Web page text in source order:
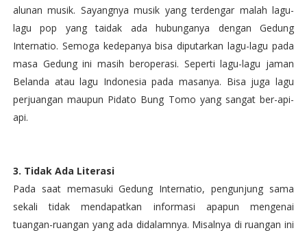
alunan musik. Sayangnya musik yang terdengar malah lagu-
lagu pop yang taidak ada hubunganya dengan Gedung
Internatio. Semoga kedepanya bisa diputarkan lagu-lagu pada
masa Gedung ini masih beroperasi. Seperti lagu-lagu jaman
Belanda atau lagu Indonesia pada masanya. Bisa juga lagu
perjuangan maupun Pidato Bung Tomo yang sangat ber-api-
api.
3. Tidak Ada Literasi
Pada saat memasuki Gedung Internatio, pengunjung sama
sekali tidak mendapatkan informasi apapun mengenai
tuangan-ruangan yang ada didalamnya. Misalnya di ruangan ini